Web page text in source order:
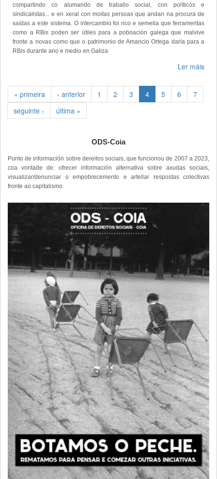
compartindo co alumando de traballo social, con políticos e
sindicalistas... e en xeral con moitas persoas que andan na procura de
saídas a este sistema. O intercambio foi rico e semella que ferramentas
como a RBis poden ser útiles para a poboación galega que malvive
fronte a novas como que o patrimonio de Amancio Ortega daría para a
RBis durante ano e medio en Galiza.
Ler máis
« primeira ‹ anterior 1 2 3 4 5 6
7
seguinte ›
última »
ODS-Coia
Punto de información sobre dereitos sociais, que funcionou de 2007 a 2023,
coa vontade de: ofrecer información alternativa sobre axudas sociais,
visualizar/denunciar o empobrecemento e artellar respostas colectivas
fronte ao capitalismo.